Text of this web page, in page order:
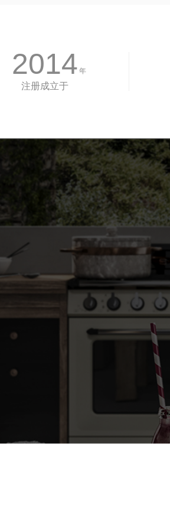
2014 年
注册成立于